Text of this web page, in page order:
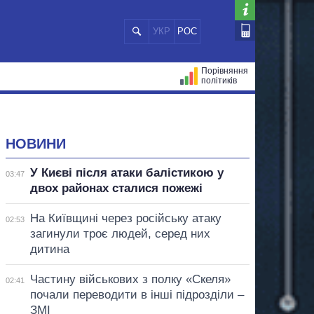
УКР РОС
Порівняння
політиків
НОВИНИ
03:47
У Києві після атаки балістикою у
двох районах сталися пожежі
02:53
На Київщині через російську атаку
загинули троє людей, серед них
дитина
02:41
Частину військових з полку «Скеля»
почали переводити в інші підрозділи –
ЗМІ